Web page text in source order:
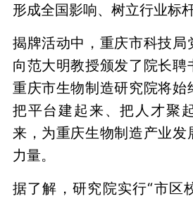
形成全国影响、树立行业标杆
揭牌活动中，重庆市科技局
向范大明教授颁发了院长聘
重庆市生物制造研究院将始
把平台建起来、把人才聚
来，为重庆生物制造产业发
力量。
据了解，研究院实行“市区